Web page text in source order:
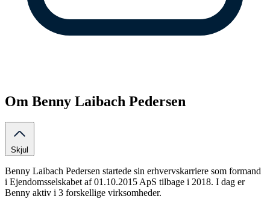
Om Benny Laibach Pedersen
Skjul
Benny Laibach Pedersen startede sin erhvervskarriere som formand
i Ejendomsselskabet af 01.10.2015 ApS tilbage i 2018. I dag er
Benny aktiv i 3 forskellige virksomheder.